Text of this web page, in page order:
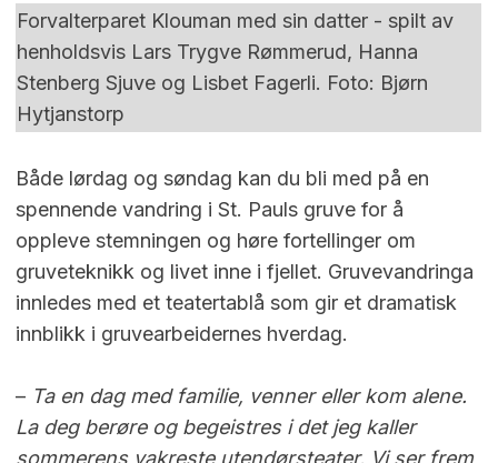
Forvalterparet Klouman med sin datter - spilt av
henholdsvis Lars Trygve Rømmerud, Hanna
Stenberg Sjuve og Lisbet Fagerli. Foto: Bjørn
Hytjanstorp
Både lørdag og søndag kan du bli med på en
spennende vandring i St. Pauls gruve for å
oppleve stemningen og høre fortellinger om
gruveteknikk og livet inne i fjellet. Gruvevandringa
innledes med et teatertablå som gir et dramatisk
innblikk i gruvearbeidernes hverdag.
– Ta en dag med familie, venner eller kom alene.
La deg berøre og begeistres i det jeg kaller
sommerens vakreste utendørsteater. Vi ser frem